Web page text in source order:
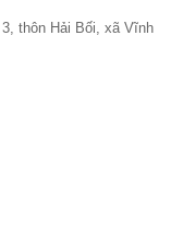
thôn Hải Bối, xã Vĩnh